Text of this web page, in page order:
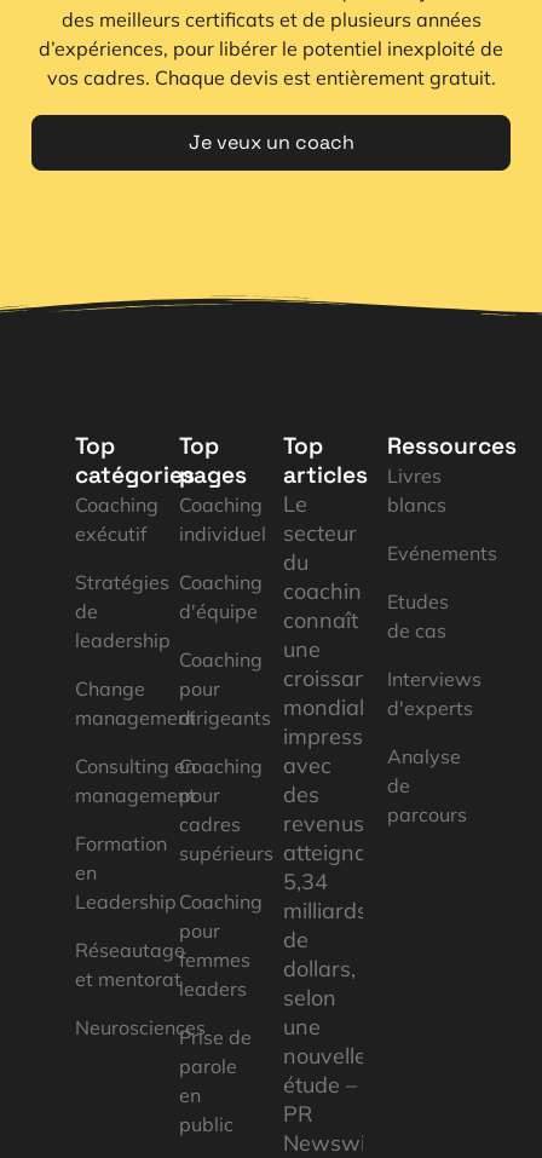
des meilleurs certificats et de plusieurs années
d’expériences, pour libérer le potentiel inexploité de
vos cadres. Chaque devis est entièrement gratuit.
Je veux un coach
Top
catégories
Coaching
exécutif
Stratégies
de
leadership
Change
management
Consulting en
management
Formation
en
Leadership
Réseautage
et mentorat
Neurosciences
Top
pages
Coaching
individuel
Coaching
d'équipe
Coaching
pour
dirigeants
Coaching
pour
cadres
supérieurs
Coaching
pour
femmes
leaders
Prise de
parole
en
public
Top
articles
Le
secteur
du
coaching
connaît
une
croissance
mondiale
impressionnante
avec
des
revenus
atteignant
5,34
milliards
de
dollars,
selon
une
nouvelle
étude –
PR
Newswire
Ressources
Livres
blancs
Evénements
Etudes
de cas
Interviews
d'experts
Analyse
de
parcours